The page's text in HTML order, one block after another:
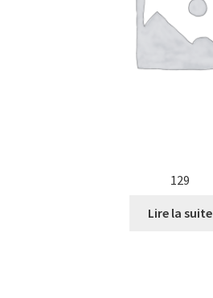
129
Lire la suite